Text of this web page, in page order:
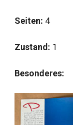
Seiten: 4
Zustand: 1
Besonderes: